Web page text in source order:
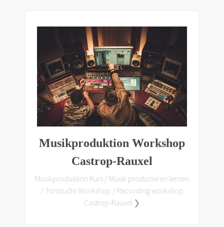
Musikproduktion Workshop
Castrop-Rauxel
Musikproduktion Kurs / Musik produzieren lernen
/ Tonstudio Workshop / Recording workshop
Castrop-Rauxel ❯